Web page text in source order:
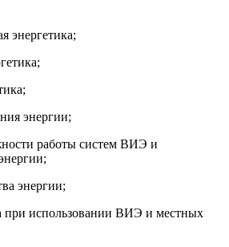
энергетика;
энергии;
работы систем ВИЭ и
энергии;
использовании ВИЭ и местных